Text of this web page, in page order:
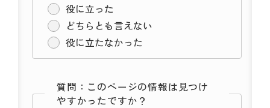
役に立った
どちらとも言えない
役に立たなかった
質問：このページの情報は見つけ
やすかったですか？